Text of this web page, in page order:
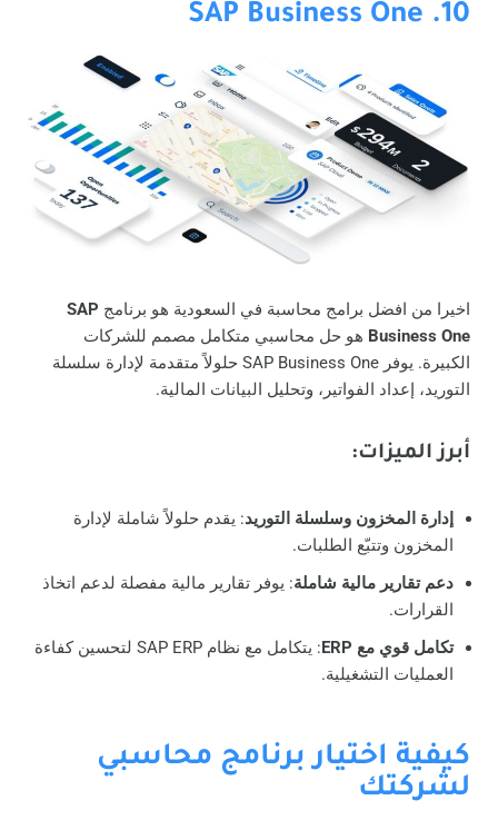
10. SAP Business One
اخيرا من افضل برامج محاسبة في السعودية هو برنامج SAP
Business One هو حل محاسبي متكامل مصمم للشركات
الكبيرة. يوفر SAP Business One حلولاً متقدمة لإدارة سلسلة
التوريد، إعداد الفواتير، وتحليل البيانات المالية.
أبرز الميزات:
إدارة المخزون وسلسلة التوريد: يقدم حلولاً شاملة لإدارة
المخزون وتتبّع الطلبات.
دعم تقارير مالية شاملة: يوفر تقارير مالية مفصلة لدعم اتخاذ
القرارات.
تكامل قوي مع ERP
: يتكامل مع نظام SAP ERP لتحسين كفاءة
العمليات التشغيلية.
كيفية اختيار برنامج محاسبي
لشركتك